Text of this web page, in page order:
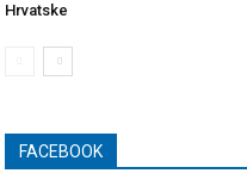
Hrvatske
FACEBOOK